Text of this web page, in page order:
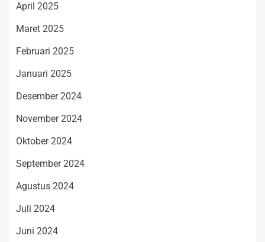
April 2025
Maret 2025
Februari 2025
Januari 2025
Desember 2024
November 2024
Oktober 2024
September 2024
Agustus 2024
Juli 2024
Juni 2024